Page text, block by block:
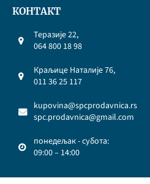
КОНТАКТ
Теразије 22,
064 800 18 98
Краљице Наталије 76,
011 36 25 117
kupovina@spcprodavnica.rs
spc.prodavnica@gmail.com
понедељак - субота:
09:00 – 14:00